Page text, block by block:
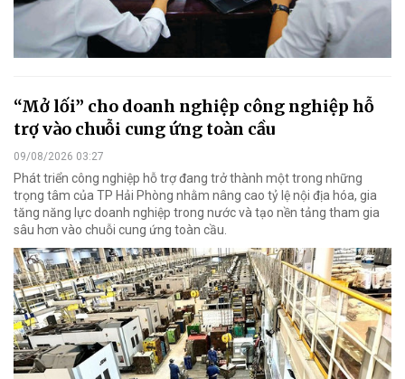
“Mở lối” cho doanh nghiệp công nghiệp hỗ
trợ vào chuỗi cung ứng toàn cầu
09/08/2026 03:27
Phát triển công nghiệp hỗ trợ đang trở thành một trong những
trọng tâm của TP Hải Phòng nhằm nâng cao tỷ lệ nội địa hóa, gia
tăng năng lực doanh nghiệp trong nước và tạo nền tảng tham gia
sâu hơn vào chuỗi cung ứng toàn cầu.